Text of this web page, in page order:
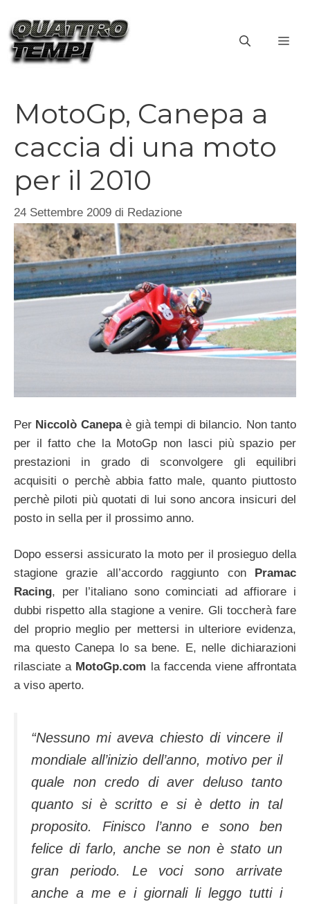
contenuto
MotoGp, Canepa a
caccia di una moto
per il 2010
24 Settembre 2009 di Redazione
Per Niccolò Canepaè già tempi di bilancio. Non tanto
per il fatto che la MotoGp non lasci più spazio per
prestazioni in grado di sconvolgere gli equilibri
acquisiti o perchè abbia fatto male, quanto piuttosto
perchè piloti più quotati di lui sono ancora insicuri del
posto in sella per il prossimo anno.
Dopo essersi assicurato la moto per il prosieguo della
stagione grazie all’accordo raggiunto con
Pramac
Racing, per l’italiano sono cominciati ad affiorare i
dubbi rispetto alla stagione a venire. Gli toccherà fare
del proprio meglio per mettersi in ulteriore evidenza,
ma questo Canepa lo sa bene. E, nelle dichiarazioni
rilasciate a MotoGp.com la faccenda viene affrontata
a viso aperto.
“Nessuno mi aveva chiesto di vincere il
mondiale all’inizio dell’anno, motivo per il
quale non credo di aver deluso tanto
quanto si è scritto e si è detto in tal
proposito. Finisco l’anno e sono ben
felice di farlo, anche se non è stato un
gran periodo. Le voci sono arrivate
anche a me e i giornali li leggo tutti i